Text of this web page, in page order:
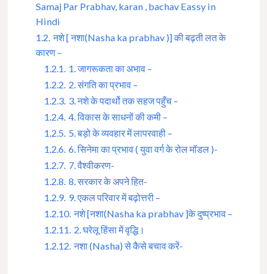
Samaj Par Prabhav, karan , bachav Eassy in
Hindi
1.2. नशे [ नशा(Nasha ka prabhav )] की बढ़ती लत के
कारण –
1.2.1. 1. जागरूकता का अभाव –
1.2.2. 2. संगति का प्रभाव –
1.2.3. 3. नशे के पदार्थो तक सहज पहुँच –
1.2.4. 4. विकास के साधनों की कमी –
1.2.5. 5. बड़ो के व्यवहार में लापरवाही –
1.2.6. 6. सिनेमा का प्रभाव ( युवा वर्ग के रोल मॉडल )-
1.2.7. 7. वैश्वीकरण-
1.2.8. 8. सरकार के अपने हित-
1.2.9. 9. एकल परिवार में बढ़ोत्तरी –
1.2.10. नशे [नशा(Nasha ka prabhav ]के दुष्प्रभाव –
1.2.11. 2. घरेलू हिंसा में वृद्धि।
1.2.12. नशा (Nasha) से कैसे बचाव करें-